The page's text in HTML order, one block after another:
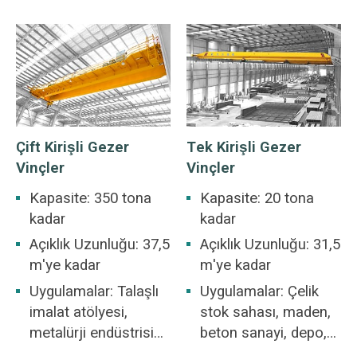
Çift Kirişli Gezer
Vinçler
Kapasite: 350 tona
kadar
Açıklık Uzunluğu: 37,5
m'ye kadar
Uygulamalar: Talaşlı
imalat atölyesi,
metalürji endüstrisi
Tek Kirişli Gezer
Vinçler
Kapasite: 20 tona
kadar
Açıklık Uzunluğu: 31,5
m'ye kadar
Uygulamalar: Çelik
stok sahası, maden,
beton sanayi, depo,